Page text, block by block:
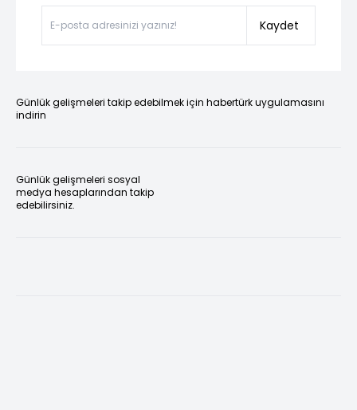
Kaydet
Günlük gelişmeleri takip edebilmek için habertürk uygulamasını
indirin
Günlük gelişmeleri sosyal
medya hesaplarından takip
edebilirsiniz.